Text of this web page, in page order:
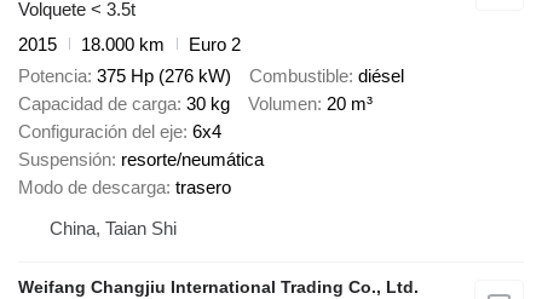
Volquete < 3.5t
2015
18.000 km
Euro 2
Potencia 375 Hp (276 kW) Combustible diésel
Capacidad de carga 30 kg Volumen 20 m³
Configuración del eje 6x4
Suspensión resorte/neumática
Modo de descarga trasero
China, Taian Shi
Weifang Changjiu International Trading Co., Ltd.